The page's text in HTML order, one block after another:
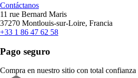
Contáctanos
11 rue Bernard Maris
37270 Montlouis-sur-Loire, Francia
+33 1 86 47 62 58
Pago seguro
Compra en nuestro sitio con total confianza